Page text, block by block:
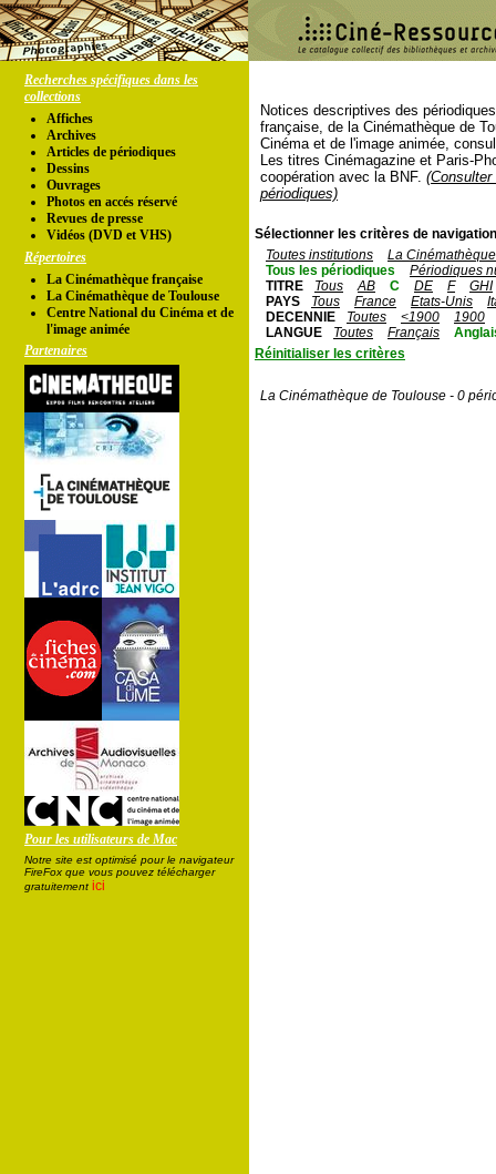
Recherches spécifiques dans les
collections
Affiches
Archives
Articles de périodiques
Dessins
Ouvrages
Photos en accés réservé
Revues de presse
Vidéos (DVD et VHS)
Répertoires
La Cinémathèque française
La Cinémathèque de Toulouse
Centre National du Cinéma et de
l'image animée
Partenaires
Pour les utilisateurs de Mac
Notre site est optimisé pour le navigateur
FireFox que vous pouvez télécharger
gratuitement ici
Notices descriptives des
française, de la Cinémathèque de
Cinéma et de l'image animée,
Les titres Cinémagazine et Paris-
coopération avec la BNF.
périodiques)
Sélectionner les critères de
Toutes institutions
La
Tous les périodiques
Périodiques
TITRE
Tous AB C DE F
GHI
PAYS
Tous France Etats-Unis
DECENNIE
Toutes <1900
1900
LANGUE
Toutes Français
Réinitialiser les critères
La Cinémathèque de Toulouse - 0